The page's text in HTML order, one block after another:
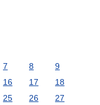
7 8
9
16 17
18
25 26 27